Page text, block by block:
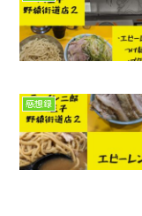
感想録